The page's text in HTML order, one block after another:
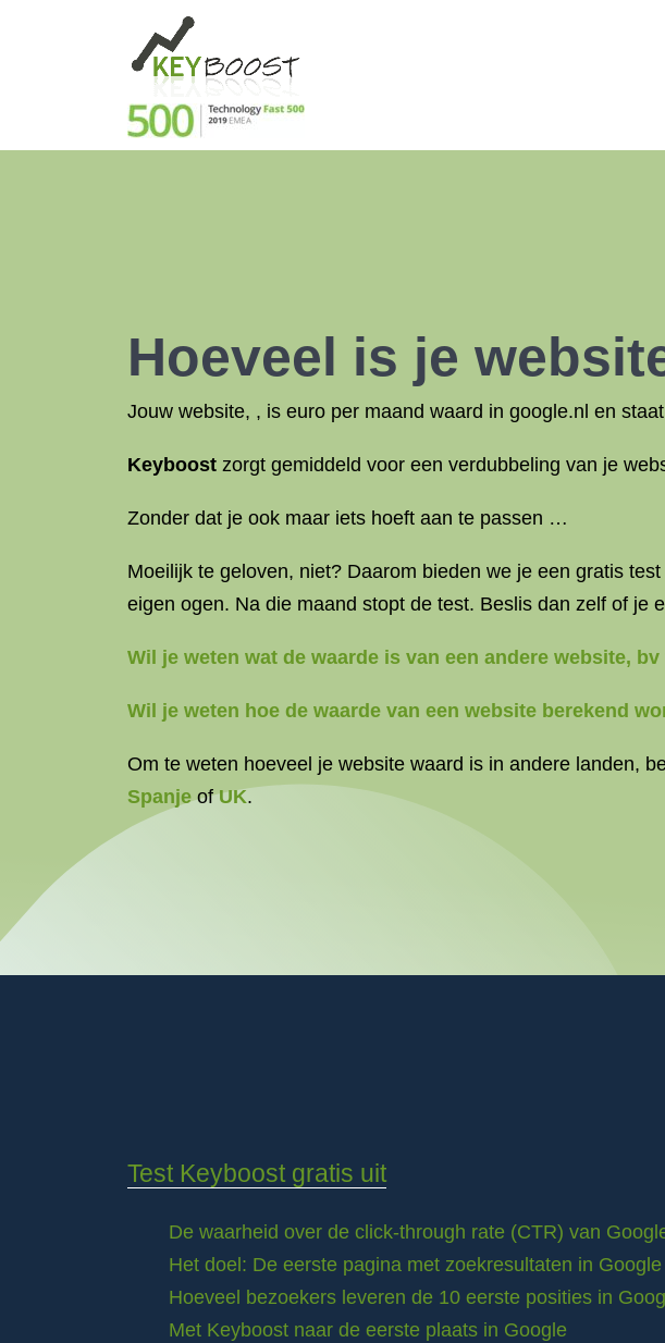
Hoeveel is je
Jouw website, , is euro per maand waard in google.nl en
Keyboost zorgt gemiddeld voor een verdubbeling van je
Zonder dat je ook maar iets hoeft aan te passen …
Moeilijk te geloven, niet? Daarom bieden we je een gratis test
eigen ogen. Na die maand stopt de test. Beslis dan zelf of je
Wil je weten wat de waarde is van een andere website,
Wil je weten hoe de waarde van een website berekend
Om te weten hoeveel je website waard is in andere landen,
SpanjeofUK.
Test Keyboost gratis uit
De waarheid over de click-through rate (CTR) van
Het doel: De eerste pagina met zoekresultaten in Google
Hoeveel bezoekers leveren de 10 eerste posities in
Met Keyboost naar de eerste plaats in Google